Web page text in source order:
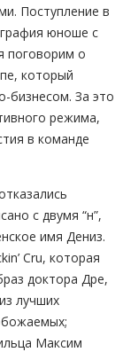
Поступление в
юноше с
поговорим о
который
бизнесом. За это
режима,
в команде
с двумя “н”,
имя Дениз.
Cru, которая
доктора Дре,
лучших
Максим